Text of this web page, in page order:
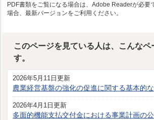
PDF書類をご覧になる場合は、Adobe Readerが必要
場合、最新バージョンをご利用ください。
このページを見ている人は、こんなペ
す。
2026年5月11日更新
農業経営基盤の強化の促進に関する基本的
2026年4月1日更新
多面的機能支払交付金における事業計画の